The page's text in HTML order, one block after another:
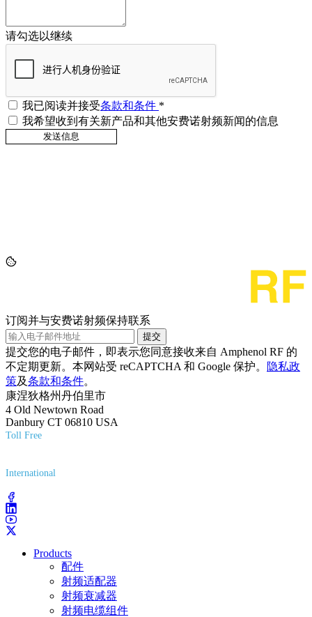
请勾选以继续
我已阅读并接受条款和条件 *
我希望收到有关新产品和其他安费诺射频新闻的信息
订阅并与安费诺射频保持联系
提交
提交您的电子邮件，即表示您同意接收来自 Amphenol RF 的
不定期更新。本网站受 reCAPTCHA 和 Google 保护。
隐私政
策及条款和条件。
康涅狄格州丹伯里市
4 Old Newtown Road
Danbury CT 06810 USA
Toll Free
International
Products
配件
射频适配器
射频衰减器
射频电缆组件